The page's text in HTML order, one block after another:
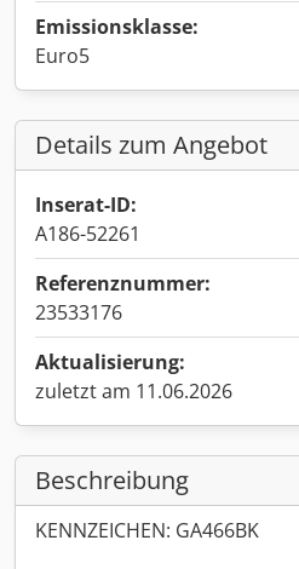
Emissionsklasse:
Euro5
Details zum Angebot
Inserat-ID:
A186-52261
Referenznummer:
23533176
Aktualisierung:
zuletzt am 11.06.2026
Beschreibung
KENNZEICHEN: GA466BK